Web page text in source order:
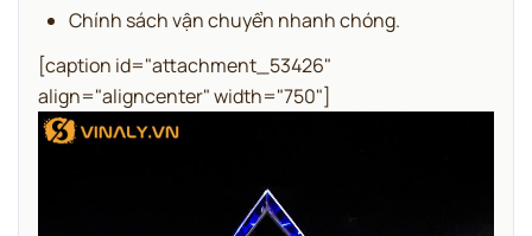
Chính sách vận chuyển nhanh chóng.
[caption id="attachment_53426"
align="aligncenter" width="750"]